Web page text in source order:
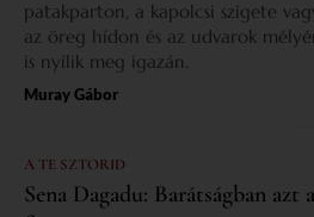
patakparton, a kapolcsi szigete
az öreg hídon és az udvarok
is nyílik meg igazán.
Muray Gábor
A TE SZTORID
Sena Dagadu: Barátságban azt